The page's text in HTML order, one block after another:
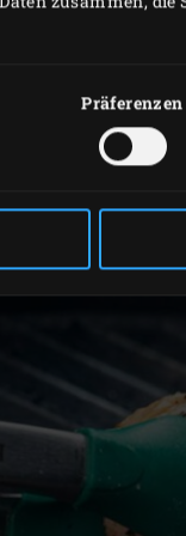
Präferenzen
Egg anzünden
schälen
pürieren.
den abgekühlten